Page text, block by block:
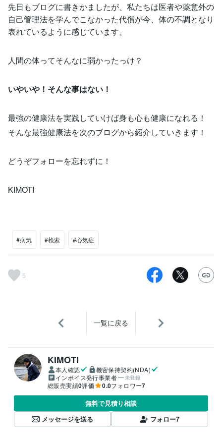
先日もブログに書きかましたが、私たちは医者や薬意外の
自己管理法を学んでこなかった代償が今、体の不調となり
表れているように感じています。
人間の体ってそんなに弱かったっけ？
いやいや！そんな事はない！
最強の健康法を実践していけば身も心も健康になれる！
そんな最強健康法を次のブログから紹介していきます！
どうぞフォローを忘れずに！
KIMOTI
#病気 #検索 #心気症
5
一覧に戻る
KIMOTI
本人確認
機密保持契約(NDA)
インボイス発行事業者
未登録
総販売実績0評価 0.0フォロワー7
無料で見積り相談
メッセージを送る
フォロー7